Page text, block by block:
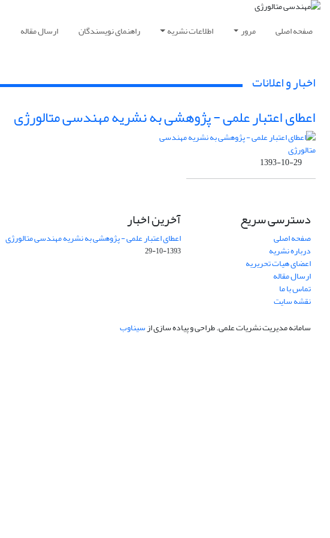
صفحه اصلی مرور اطلاعات نشریه راهنمای نویسندگان ارسال مقاله
اخبار و اعلانات
اعطای اعتبار علمی - پژوهشی به نشریه مهندسی متالورژی
1393-10-29
دسترسی سریع
صفحه اصلی
درباره نشریه
اعضای هیات تحریریه
ارسال مقاله
تماس با ما
نقشه سایت
آخرین اخبار
اعطای اعتبار علمی - پژوهشی به نشریه مهندسی متالورژی
1393-10-29
سامانه مدیریت نشریات علمی.طراحی و پیاده سازی ازسیناوب